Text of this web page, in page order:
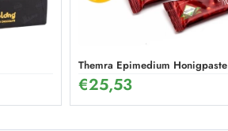
Themra Epimedium
€25,53